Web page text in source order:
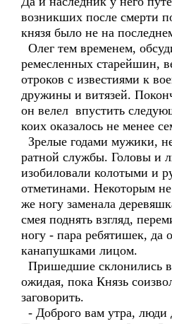
возникших после смерти
князя было не на
Олег тем временем,
ремесленных старейшин,
отроков с известиями к
дружины и витязей.
он велел впустить
коих оказалось не менее
Зрелые годами мужики,
ратной службы. Головы и
изобиловали колотыми и
отметинами. Некоторым
же ногу заменала
смея поднять взгляд,
ногу - пара ребятишек, да
канапушками лицом.
Пришедшие склонились
ожидая, пока Князь
заговорить.
- Доброго вам утра, люди